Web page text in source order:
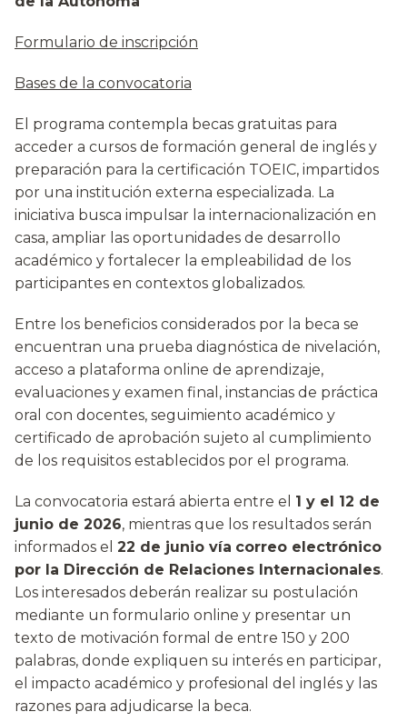
Formulario de inscripción
Bases de la convocatoria
El programa contempla becas gratuitas para
acceder a cursos de formación general de inglés y
preparación para la certificación TOEIC, impartidos
por una institución externa especializada. La
iniciativa busca impulsar la internacionalización en
casa, ampliar las oportunidades de desarrollo
académico y fortalecer la empleabilidad de los
participantes en contextos globalizados.
Entre los beneficios considerados por la beca se
encuentran una prueba diagnóstica de nivelación,
acceso a plataforma online de aprendizaje,
evaluaciones y examen final, instancias de práctica
oral con docentes, seguimiento académico y
certificado de aprobación sujeto al cumplimiento
de los requisitos establecidos por el programa.
La convocatoria estará abierta entre el 1 y el 12 de
junio de 2026, mientras que los resultados serán
informados el 22 de junio vía correo electrónico
por la Dirección de Relaciones Internacionales.
Los interesados deberán realizar su postulación
mediante un formulario online y presentar un
texto de motivación formal de entre 150 y 200
palabras, donde expliquen su interés en participar,
el impacto académico y profesional del inglés y las
razones para adjudicarse la beca.